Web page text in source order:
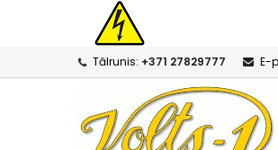
Tālrunis: +371 27829777 E-